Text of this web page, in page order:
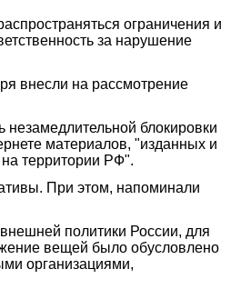
ограничения и
за нарушение
внесли на рассмотрение
блокировки
материалов, "изданных и
территории РФ".
При этом, напоминали
политики России, для
вещей было обусловлено
организациями,